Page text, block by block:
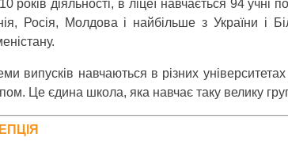
років діяльності, в ліцеї навчається 94
Росія, Молдова і найбільше з України і
випусків навчаються в різних
Це єдина школа, яка навчає таку велику